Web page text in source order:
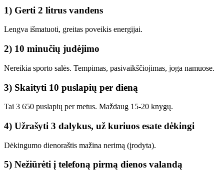
1) Gerti 2 litrus vandens
Lengva išmatuoti, greitas poveikis energijai.
2) 10 minučių judėjimo
Nereikia sporto salės. Tempimas, pasivaikščiojimas, joga namuose.
3) Skaityti 10 puslapių per dieną
Tai 3 650 puslapių per metus. Maždaug 15-20 knygų.
4) Užrašyti 3 dalykus, už kuriuos esate dėkingi
Dėkingumo dienoraštis mažina nerimą (įrodyta).
5) Nežiūrėti į telefoną pirmą dienos valandą